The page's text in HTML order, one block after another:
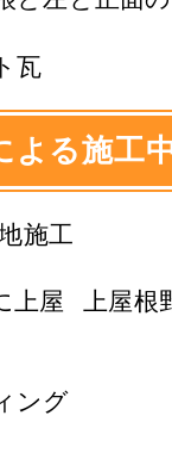
瓦
よる施工
施工
上屋
上屋根
ング